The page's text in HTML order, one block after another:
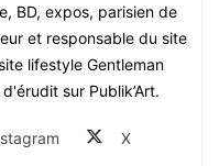
BD, expos, parisien de
et responsable du site
lifestyle Gentleman
sur Publik’Art.
X